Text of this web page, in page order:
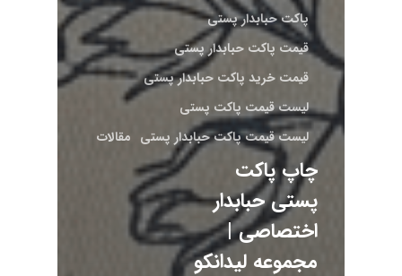
پاکت حبابدار پستی
قیمت پاکت حبابدار پستی
قیمت خرید پاکت حبابدار پستی
لیست قیمت پاکت پستی
لیست قیمت پاکت حبابدار پستی مقالات
چاپ پاکت
پستی حبابدار
اختصاصی |
مجموعه لیدانکو